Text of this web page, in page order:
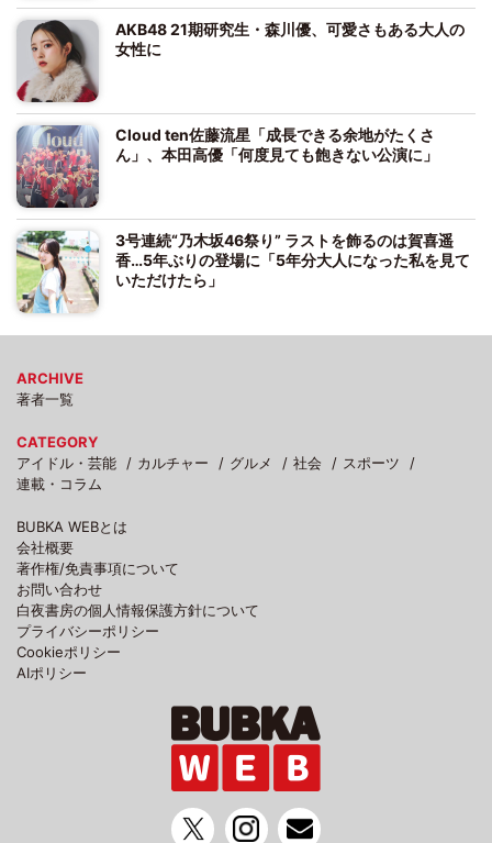
AKB48 21期研究生・森川優、可愛さもある大人の
女性に
Cloud ten佐藤流星「成長できる余地がたくさ
ん」、本田高優「何度見ても飽きない公演に」
3号連続“乃木坂46祭り” ラストを飾るのは賀喜遥
香…5年ぶりの登場に「5年分大人になった私を見て
いただけたら」
ARCHIVE
著者一覧
CATEGORY
アイドル・芸能
カルチャー グルメ 社会
スポーツ
連載・コラム
BUBKA WEBとは
会社概要
著作権/免責事項について
お問い合わせ
白夜書房の個人情報保護方針について
プライバシーポリシー
Cookieポリシー
AIポリシー